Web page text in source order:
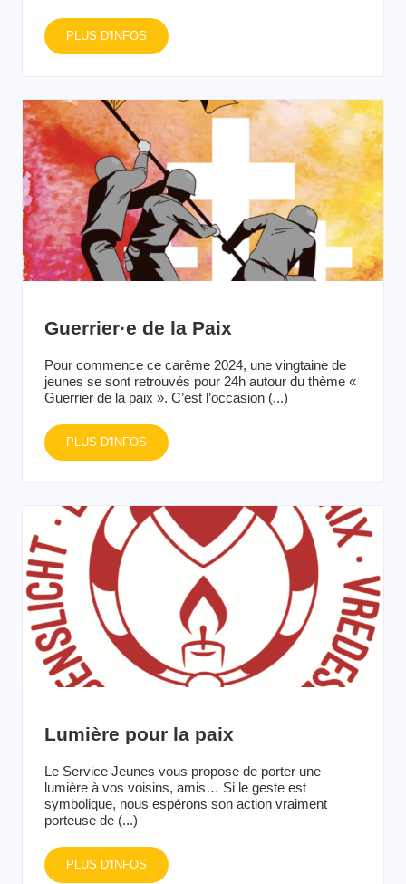
PLUS D'INFOS
Guerrier·e de la Paix
Pour commence ce carême 2024, une vingtaine de
jeunes se sont retrouvés pour 24h autour du thème «
Guerrier de la paix ». C’est l’occasion (...)
PLUS D'INFOS
Lumière pour la paix
Le Service Jeunes vous propose de porter une
lumière à vos voisins, amis… Si le geste est
symbolique, nous espérons son action vraiment
porteuse de (...)
PLUS D'INFOS